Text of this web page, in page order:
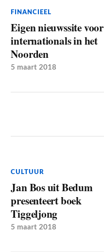
FINANCIEEL
Eigen nieuwssite voor
internationals in het
Noorden
5 maart 2018
CULTUUR
Jan Bos uit Bedum
presenteert boek
Tiggeljong
5 maart 2018